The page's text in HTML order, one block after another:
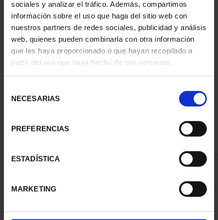
sociales y analizar el tráfico. Además, compartimos
información sobre el uso que haga del sitio web con
nuestros partners de redes sociales, publicidad y análisis
web, quienes pueden combinarla con otra información
que les haya proporcionado o que hayan recopilado a
partir del uso que haya hecho de sus servicios.
NECESARIAS
PREFERENCIAS
ESTADÍSTICA
MARKETING
73,00 €